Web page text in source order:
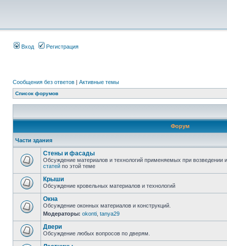
Вход Регистрация
Сообщения без ответов | Активные темы
Список форумов
Форум
Части здания
Стены и фасады
Обсуждение материалов и технологий применяемых при возведении
статей по этой теме
Крыши
Обсуждение кровельных материалов и технологий
Окна
Обсуждение оконных материалов и конструкций.
Модераторы: okonti tanya29
Двери
Обсуждение любых вопросов по дверям.